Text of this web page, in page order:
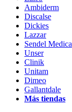
Ambiderm
Discalse
Dickies
Lazzar
Sendel Medica
Unser
Clinik
Unitam
Dimeo
Gallantdale
Más tiendas